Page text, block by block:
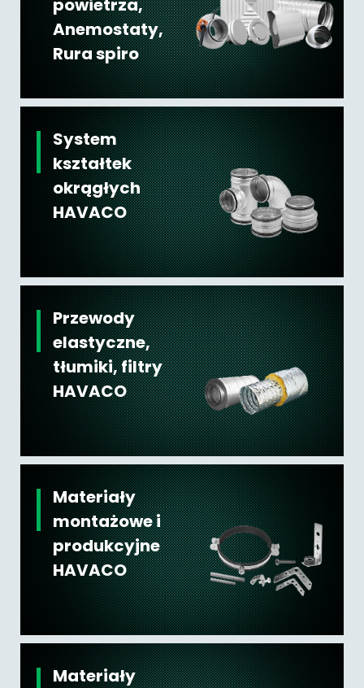
powietrza,
Anemostaty,
Rura spiro
System
kształtek
okrągłych
HAVACO
Przewody
elastyczne,
tłumiki, filtry
HAVACO
Materiały
montażowe i
produkcyjne
HAVACO
Materiały